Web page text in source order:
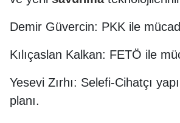
Demir Güvercin: PKK ile
Kılıçaslan Kalkan: FETÖ ile
Yesevi Zırhı: Selefi-Cihatçı
planı.